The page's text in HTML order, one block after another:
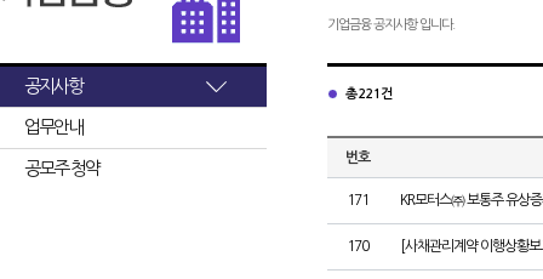
공지사항
업무안내
공모주 청약
기업금융 공지사항 입니다.
총 221건
번호
171 KR모터스㈜ 보통주 유상
170 [사채관리계약 이행상황